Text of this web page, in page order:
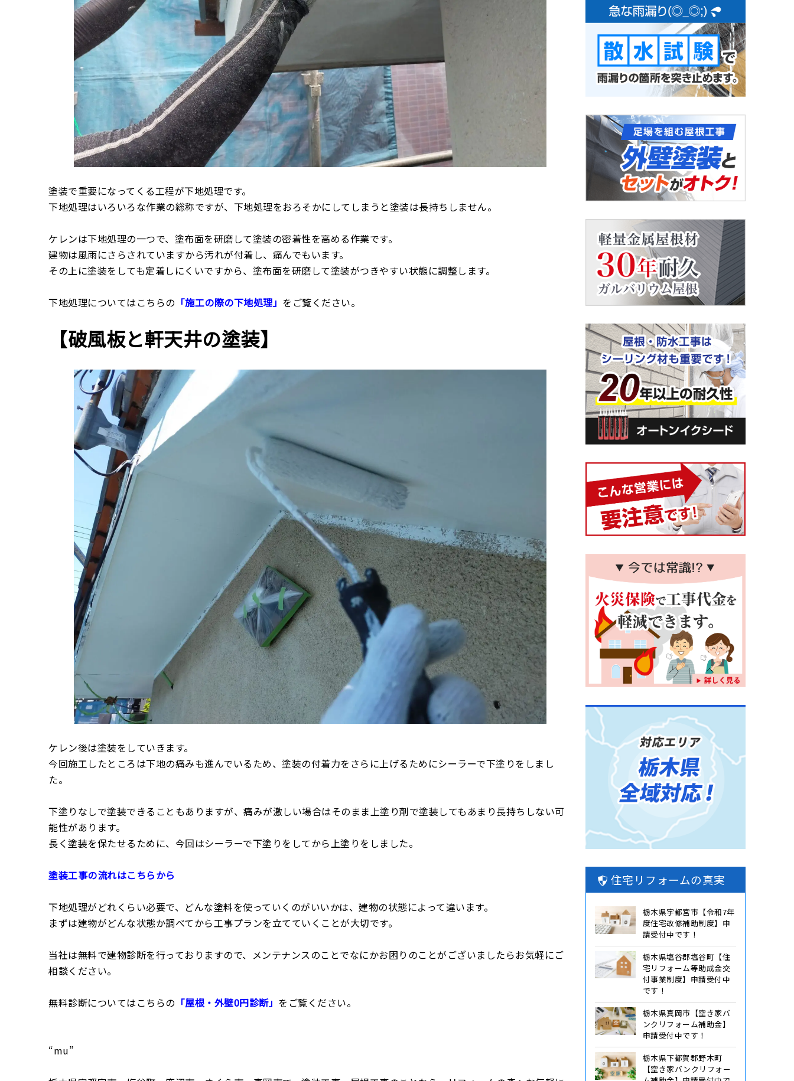
塗装で重要になってくる工程が下地処理です。
下地処理はいろいろな作業の総称ですが、下地処理をおろそかにしてしまうと塗装は長持ちしません。
ケレンは下地処理の一つで、塗布面を研磨して塗装の密着性を高める作業です。
建物は風雨にさらされていますから汚れが付着し、痛んでもいます。
その上に塗装をしても定着しにくいですから、塗布面を研磨して塗装がつきやすい状態に調整します。
下地処理についてはこちらの 「施工の際の下地処理」 をご覧ください。
【破風板と軒天井の塗装】
ケレン後は塗装をしていきます。
今回施工したところは下地の痛みも進んでいるため、塗装の付着力をさらに上げるためにシーラーで下塗りをしまし
た。
下塗りなしで塗装できることもありますが、痛みが激しい場合はそのまま上塗り剤で塗装してもあまり長持ちしない可
能性があります。
長く塗装を保たせるために、今回はシーラーで下塗りをしてから上塗りをしました。
塗装工事の流れはこちらから
下地処理がどれくらい必要で、どんな塗料を使っていくのがいいかは、建物の状態によって違います。
まずは建物がどんな状態か調べてから工事プランを立てていくことが大切です。
当社は無料で建物診断を行っておりますので、メンテナンスのことでなにかお困りのことがございましたらお気軽にご
相談ください。
無料診断についてはこちらの 「屋根・外壁0円診断」 をご覧ください。
“mu”
住宅リフォームの真実
栃木県宇都宮市【令和7年
度住宅改修補助制度】申
請受付中です！
栃木県塩谷郡塩谷町【住
宅リフォーム等助成金交
付事業制度】申請受付中
です！
栃木県真岡市【空き家バ
ンクリフォーム補助金】
申請受付中です！
栃木県下都賀郡野木町
【空き家バンクリフォー